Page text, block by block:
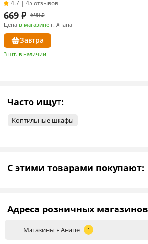
4.7 | 45 отзывов
669 ₽ 690 ₽
Цена в магазине г. Анапа
Завтра
3 шт. в наличии
Часто ищут:
Коптильные шкафы
С этими товарами покупают:
Адреса розничных магазинов
Магазины в Анапе 1